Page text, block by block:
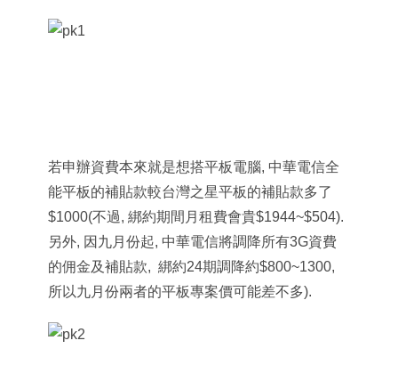
若申辦資費本來就是想搭平板電腦, 中華電信全
能平板的補貼款較台灣之星平板的補貼款多了
$1000(不過, 綁約期間月租費會貴$1944~$504).
另外, 因九月份起, 中華電信將調降所有3G資費
的佣金及補貼款, 綁約24期調降約$800~1300,
所以九月份兩者的平板專案價可能差不多).